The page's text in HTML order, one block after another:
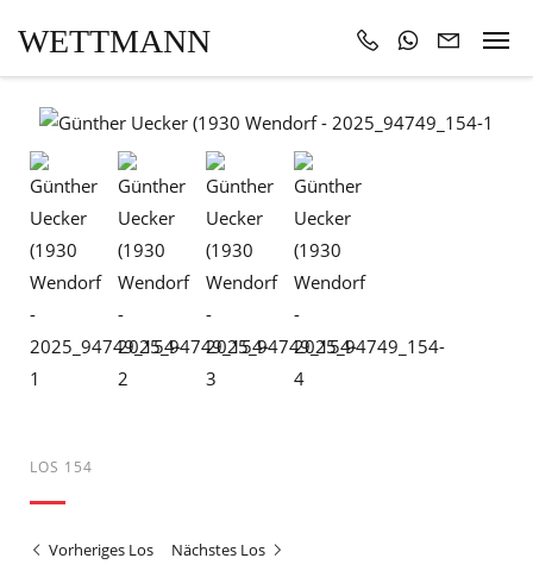
WETTMANN
LOS 154
Vorheriges Los Nächstes Los